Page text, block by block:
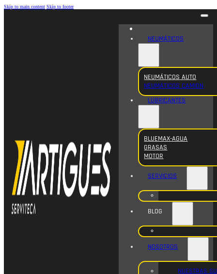
Skip to main content Skip to footer
NEUMÁTICOS
NEUMÁTICOS AUTO
NEUMÁTICOS CAMION
LUBRICANTES
BLUEMAX-AGUA
GRASAS
MOTOR
SERVICIOS
BLOG
NOSOTROS
NUESTRAS